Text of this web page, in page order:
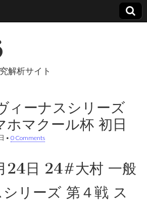
解析サイト
ィーナスシリーズ
ホマクール杯 初日
• 0 Comments
24日 24#大村 一般
リーズ 第４戦 ス